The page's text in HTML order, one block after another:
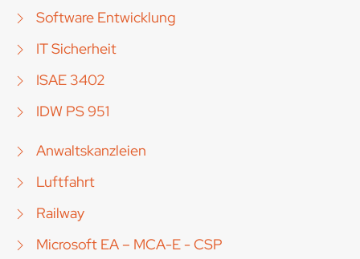
Software Entwicklung
IT Sicherheit
ISAE 3402
IDW PS 951
Anwaltskanzleien
Luftfahrt
Railway
Microsoft EA – MCA-E - CSP